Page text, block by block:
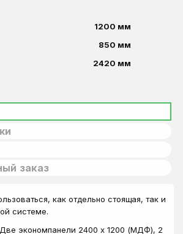
1200 мм
850 мм
2420 мм
заказ
как отдельно стоящая, так и
системе.
Две экономпанели 2400 x 1200 (МДФ), 2